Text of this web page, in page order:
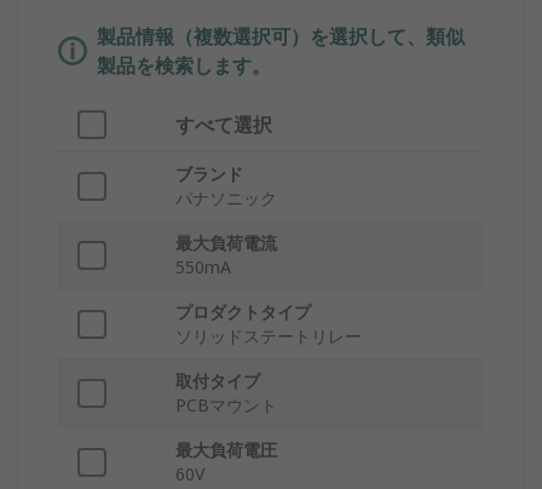
製品情報（複数選択可）を選択して、類似
製品を検索します。
すべて選択
ブランド
パナソニック
最大負荷電流
550mA
プロダクトタイプ
ソリッドステートリレー
取付タイプ
PCBマウント
最大負荷電圧
60V